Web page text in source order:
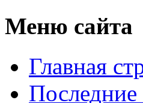
Меню сайта
Главная
Последние